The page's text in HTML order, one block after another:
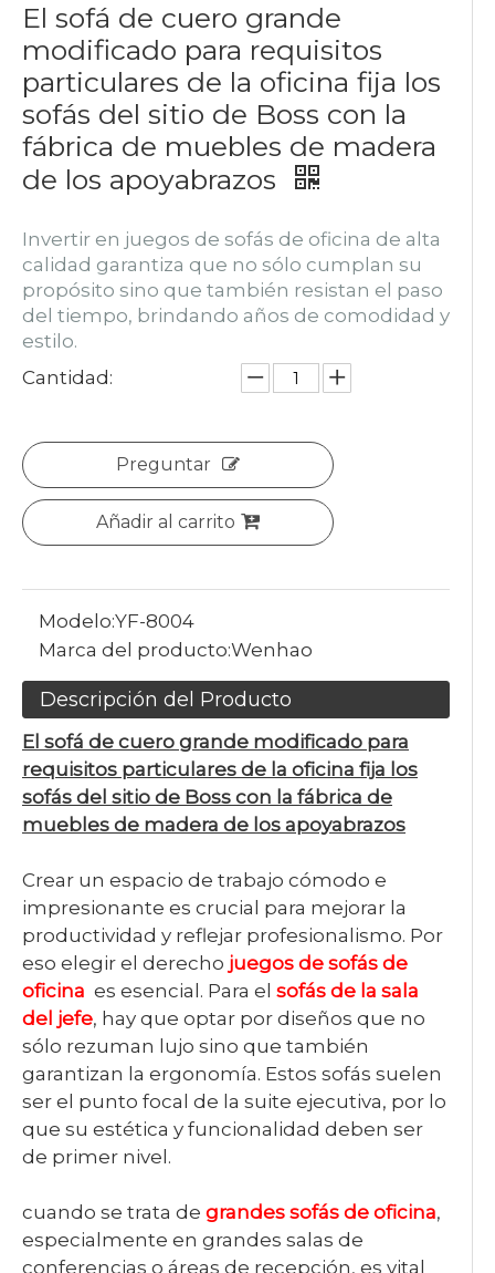
El sofá de cuero grande
modificado para requisitos
particulares de la oficina fija los
sofás del sitio de Boss con la
fábrica de muebles de madera
de los apoyabrazos
Invertir en juegos de sofás de oficina de alta
calidad garantiza que no sólo cumplan su
propósito sino que también resistan el paso
del tiempo, brindando años de comodidad y
estilo.
Cantidad:
Preguntar
Añadir al carrito
Modelo:YF-8004
Marca del producto:Wenhao
Descripción del Producto
El sofá de cuero grande modificado para
requisitos particulares de la oficina fija los
sofás del sitio de Boss con la fábrica de
muebles de madera de los apoyabrazos
Crear un espacio de trabajo cómodo e
impresionante es crucial para mejorar la
productividad y reflejar profesionalismo. Por
eso elegir el derecho juegos de sofás de
oficina es esencial. Para el sofás de la sala
del jefe, hay que optar por diseños que no
sólo rezuman lujo sino que también
garantizan la ergonomía. Estos sofás suelen
ser el punto focal de la suite ejecutiva, por lo
que su estética y funcionalidad deben ser
de primer nivel.
cuando se trata de grandes sofás de oficina,
especialmente en grandes salas de
conferencias o áreas de recepción, es vital